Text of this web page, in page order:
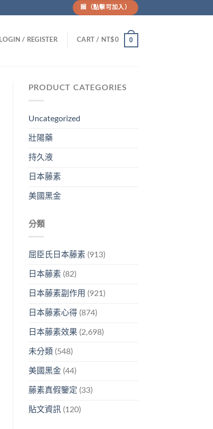
賴（點擊可加入）
LOGIN / REGISTER CART / NT$0 0
PRODUCT CATEGORIES
Uncategorized
壯陽藥
持久液
日本藤素
美國黑金
分類
屈臣氏日本藤素(913)
日本藤素(82)
日本藤素副作用 (921)
日本藤素心得(874)
日本藤素效果 (2,698)
未分類 (548)
美國黑金(44)
藤素真假鑒定 (33)
貼文資訊(120)